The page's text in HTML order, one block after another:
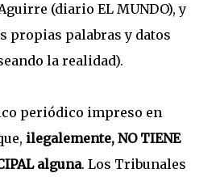
(diario EL MUNDO), y
propias palabras y datos
la realidad).
periódico impreso en
ilegalemente, NO TIENE
alguna. Los Tribunales